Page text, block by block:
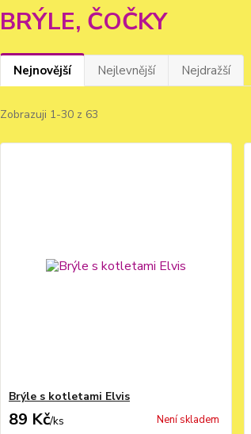
BRÝLE, ČOČKY
Nejnovější Nejlevnější Nejdražší
Zobrazuji 1-30 z 63
Brýle s kotletami Elvis
89 Kč/ks Není skladem